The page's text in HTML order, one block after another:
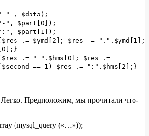
" , $data);
", $part[0]);
$part[1]);
.= $ymd[2]; $res .= ".".$ymd[1];
.= " ".$hms[0]; $res .=
== 1) $res .= ":".$hms[2];}
Предположим, мы прочитали что-
(mysql_query («…»));